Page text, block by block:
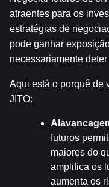
atraentes para os
estratégias de
pode ganhar
necessariamente
Aqui está o porquê de
JITO:
futuros
maiores do
amplifica os
aumenta os